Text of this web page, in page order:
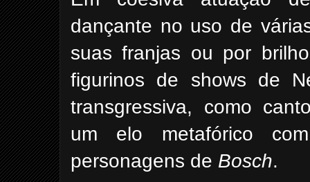
dançante no uso de
suas franjas ou por
figurinos de shows de
transgressiva, como
um elo metafórico
personagens de Bosch.